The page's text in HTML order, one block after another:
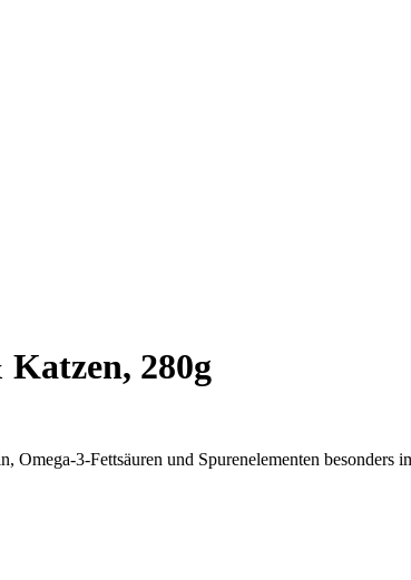
280g
Omega-3-Fettsäuren und Spurenelementen besonders